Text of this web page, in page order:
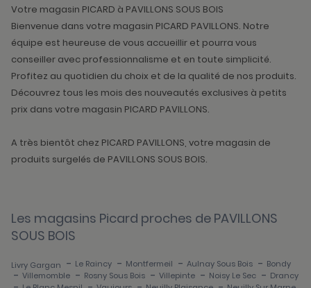
Votre magasin PICARD à PAVILLONS SOUS BOIS
Bienvenue dans votre magasin PICARD PAVILLONS. Notre
équipe est heureuse de vous accueillir et pourra vous
conseiller avec professionnalisme et en toute simplicité.
Profitez au quotidien du choix et de la qualité de nos produits.
Découvrez tous les mois des nouveautés exclusives à petits
prix dans votre magasin PICARD PAVILLONS.
A très bientôt chez PICARD PAVILLONS, votre magasin de
produits surgelés de PAVILLONS SOUS BOIS.
Les magasins Picard proches de PAVILLONS
SOUS BOIS
Livry Gargan - Le Raincy - Montfermeil - Aulnay Sous Bois - Bondy
- Villemomble - Rosny Sous Bois - Villepinte - Noisy Le Sec - Drancy